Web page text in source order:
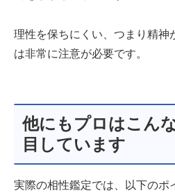
理性を保ちにくい、つまり精神
は非常に注意が必要です。
他にもプロはこん
目しています
実際の相性鑑定では、以下のポ